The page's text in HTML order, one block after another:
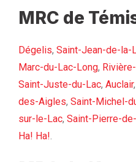
MRC de
Dégelis, Saint-Jean-de-la-
Marc-du-Lac-Long,
Saint-Juste-du-Lac, Auclair,
des-Aigles, Saint-Michel-
sur-le-Lac, Saint-Pierre-
Ha! Ha!.